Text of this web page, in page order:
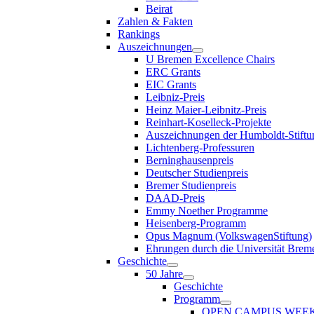
Beirat
Zahlen & Fakten
Rankings
Auszeichnungen
U Bremen Excellence Chairs
ERC Grants
EIC Grants
Leibniz-Preis
Heinz Maier-Leibnitz-Preis
Reinhart-Koselleck-Projekte
Auszeichnungen der Humboldt-
Lichtenberg-Professuren
Berninghausenpreis
Deutscher Studienpreis
Bremer Studienpreis
DAAD-Preis
Emmy Noether Programme
Heisenberg-Programm
Opus Magnum (VolkswagenStiftung)
Ehrungen durch die Universität
Geschichte
50 Jahre
Geschichte
Programm
OPEN CAMPUS